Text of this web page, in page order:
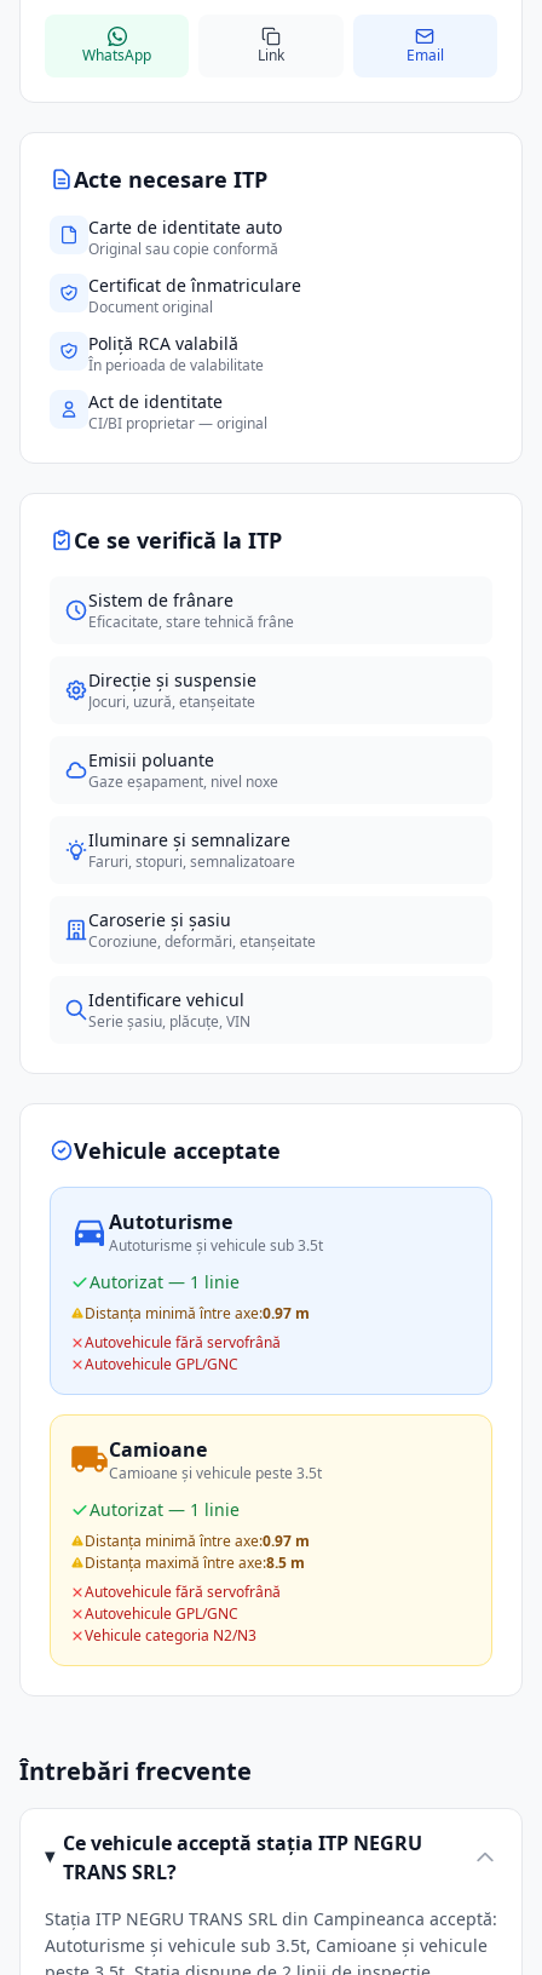
Acte necesare ITP
Carte de identitate auto
Original sau copie conformă
Certificat de înmatriculare
Document original
Poliță RCA valabilă
În perioada de valabilitate
Act de identitate
CI/BI proprietar — original
Ce se verifică la ITP
Sistem de frânare
Eficacitate, stare tehnică frâne
Direcție și suspensie
Jocuri, uzură, etanșeitate
Emisii poluante
Gaze eșapament, nivel noxe
Iluminare și semnalizare
Faruri, stopuri, semnalizatoare
Caroserie și șasiu
Coroziune, deformări, etanșeitate
Identificare vehicul
Serie șasiu, plăcuțe, VIN
Vehicule acceptate
Autoturisme
Autoturisme și vehicule sub 3.5t
Autorizat — 1 linie
Distanța minimă între axe:0.97 m
Autovehicule fără servofrână
Autovehicule GPL/GNC
Camioane
Camioane și vehicule peste 3.5t
Autorizat — 1 linie
Distanța minimă între axe:0.97 m
Distanța maximă între axe:8.5 m
Autovehicule fără servofrână
Autovehicule GPL/GNC
Vehicule categoria N2/N3
WhatsApp Link Email
Întrebări frecvente
Ce vehicule acceptă stația ITP NEGRU
TRANS SRL?
Stația ITP NEGRU TRANS SRL din Campineanca acceptă:
Autoturisme și vehicule sub 3.5t, Camioane și vehicule